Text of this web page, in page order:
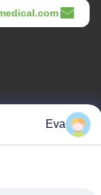
العنوانEva